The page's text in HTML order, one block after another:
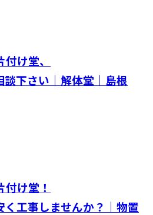
け堂、
下さい｜解体堂｜島根
け堂！
工事しませんか？｜物置